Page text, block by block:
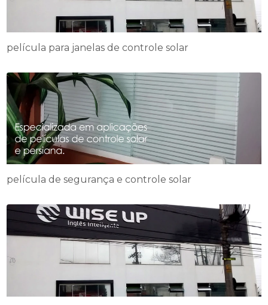
película para janelas de controle solar
película de segurança e controle solar